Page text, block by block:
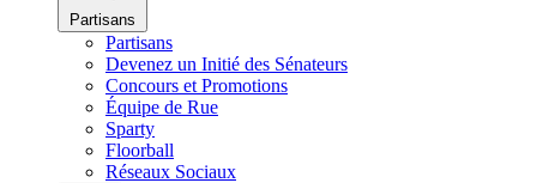
Partisans
Partisans
Devenez un Initié des Sénateurs
Concours et Promotions
Équipe de Rue
Sparty
Floorball
Réseaux Sociaux